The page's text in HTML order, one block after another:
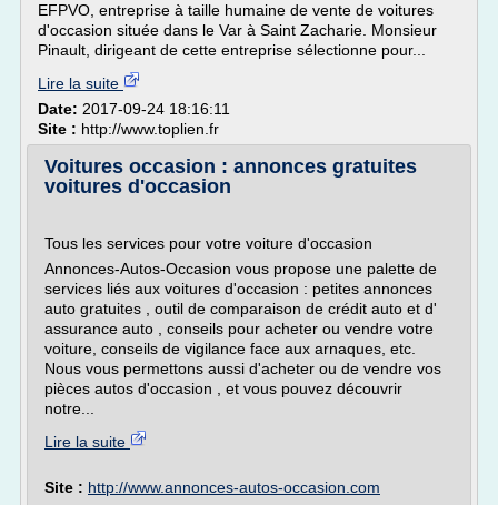
EFPVO, entreprise à taille humaine de vente de voitures
d'occasion située dans le Var à Saint Zacharie. Monsieur
Pinault, dirigeant de cette entreprise sélectionne pour...
Lire la suite
Date: 2017-09-24 18:16:11
Site : http://www.toplien.fr
Voitures occasion : annonces gratuites
voitures d'occasion
Tous les services pour votre voiture d'occasion
Annonces-Autos-Occasion vous propose une palette de
services liés aux voitures d'occasion : petites annonces
auto gratuites , outil de comparaison de crédit auto et d'
assurance auto , conseils pour acheter ou vendre votre
voiture, conseils de vigilance face aux arnaques, etc.
Nous vous permettons aussi d'acheter ou de vendre vos
pièces autos d'occasion , et vous pouvez découvrir
notre...
Lire la suite
Site : http://www.annonces-autos-occasion.com